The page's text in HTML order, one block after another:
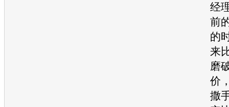
经
前
的
来
磨
价
撒